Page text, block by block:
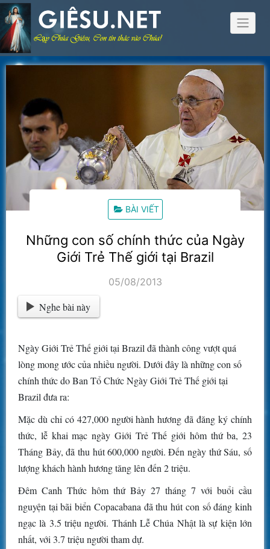
Skip
to
content
BÀI VIẾT
Những con số chính thức của Ngày
Giới Trẻ Thế giới tại Brazil
05/08/2013
Nghe bài này
Ngày Giới Trẻ Thế giới tại Brazil đã thành công vượt quá
lòng mong ước của nhiều người. Dưới đây là những con số
chính thức do Ban Tổ Chức Ngày Giới Trẻ Thế giới tại
Brazil đưa ra:
Mặc dù chỉ có 427,000 người hành hương đã đăng ký chính
thức, lễ khai mạc ngày Giới Trẻ Thế giới hôm thứ ba, 23
Tháng Bảy, đã thu hút 600,000 người. Đến ngày thứ Sáu, số
lượng khách hành hương tăng lên đến 2 triệu.
Đêm Canh Thức hôm thứ Bảy 27 tháng 7 với buổi cầu
nguyện tại bãi biển Copacabana đã thu hút con số đáng kinh
ngạc là 3.5 triệu người. Thánh Lễ Chúa Nhật là sự kiện lớn
nhất, với 3.7 triệu người tham dự.